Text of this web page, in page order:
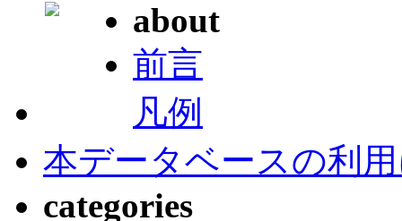
about
前言
凡例
本データベースの利
categories